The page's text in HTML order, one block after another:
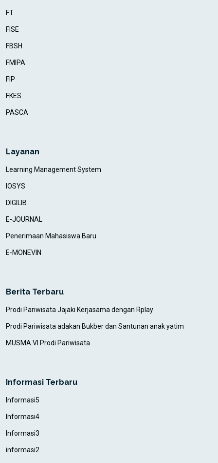
FT
FISE
FBSH
FMIPA
FIP
FKES
PASCA
Layanan
Learning Management System
IOSYS
DIGILIB
E-JOURNAL
Penerimaan Mahasiswa Baru
E-MONEVIN
Berita Terbaru
Prodi Pariwisata Jajaki Kerjasama dengan Rplay
Prodi Pariwisata adakan Bukber dan Santunan anak yatim
MUSMA VI Prodi Pariwisata
Informasi Terbaru
Informasi5
Informasi4
Informasi3
informasi2